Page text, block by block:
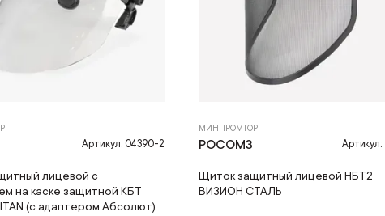
Артикул: 04390-2
лицевой с
на каске защитной КБТ
(с адаптером Абсолют)
МИНПРОМТОРГ
РОСОМЗ Артикул:
Щиток защитный лицевой НБТ2
ВИЗИОН СТАЛЬ